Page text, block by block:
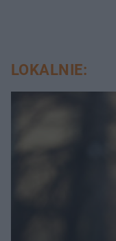
LOKALNIE: